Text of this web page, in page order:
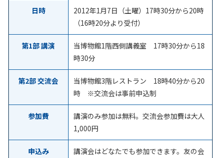
日時
2012年1月7日（土曜）17時30分から20時
（16時20分より受付）
第1部 講演
当博物館1階西側講義室 17時30分から18
時30分
第2部 交流会
当博物館3階レストラン 18時40分から20
時 ※交流会は事前申込制
参加費
講演のみ参加は無料。交流会参加費は大人
1,000円
申込み
講演会はどなたでも参加できます。友の会